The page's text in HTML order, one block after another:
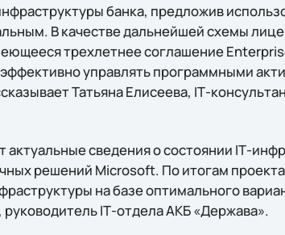
банка, предложив
В качестве дальнейшей схемы
трехлетнее соглашение
управлять программными
Татьяна Елисеева, IТ-
сведения о состоянии IТ-
решений Microsoft. По итогам
на базе оптимального
IТ-отдела АКБ «Держава».